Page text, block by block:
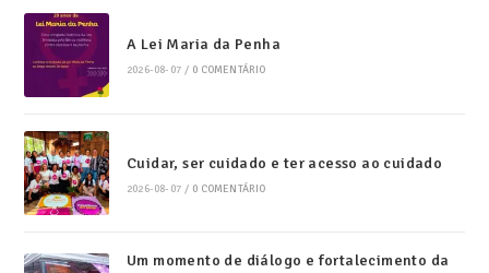
A Lei Maria da Penha
2026-08-07 / 0 COMENTÁRIO
Cuidar, ser cuidado e ter acesso ao cuidado
2026-08-07 / 0 COMENTÁRIO
Um momento de diálogo e fortalecimento da